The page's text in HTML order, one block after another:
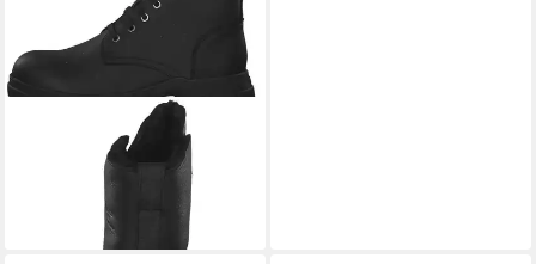
PANAMA JACKNinfa Igloo B
Schnürstiefelette (1-tlg)
259,00 €